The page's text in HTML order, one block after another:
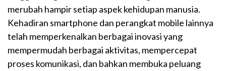
merubah hampir setiap aspek kehidupan manusia.
Kehadiran smartphone dan perangkat mobile lainnya
telah memperkenalkan berbagai inovasi yang
mempermudah berbagai aktivitas, mempercepat
proses komunikasi, dan bahkan membuka peluang